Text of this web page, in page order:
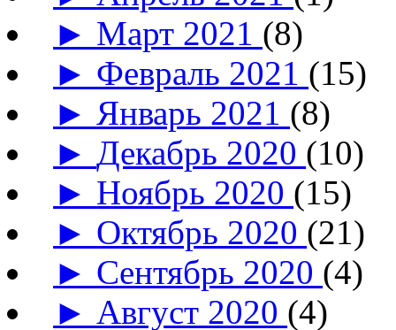
► Март 2021 (8)
► Февраль 2021 (15)
► Январь 2021 (8)
►Декабрь 2020 (10)
► Ноябрь 2020 (15)
► Октябрь 2020 (21)
► Сентябрь 2020 (4)
► Август 2020 (4)